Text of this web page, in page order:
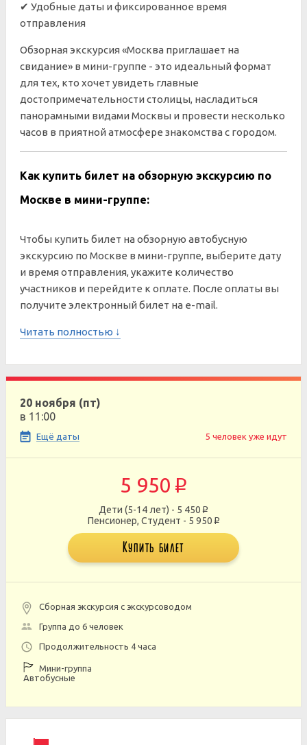
✔ Удобные даты и фиксированное время
отправления
Обзорная экскурсия «Москва приглашает на
свидание» в мини-группе - это идеальный формат
для тех, кто хочет увидеть главные
достопримечательности столицы, насладиться
панорамными видами Москвы и провести несколько
часов в приятной атмосфере знакомства с городом.
Как купить билет на обзорную экскурсию по
Москве в мини-группе:
Чтобы купить билет на обзорную автобусную
экскурсию по Москве в мини-группе, выберите дату
и время отправления, укажите количество
участников и перейдите к оплате. После оплаты вы
получите электронный билет на e-mail.
Читать полностью ↓
20 ноября (пт)
в 11:00
Ещё даты 5 человек уже идут
5 950 p
Дети (5-14 лет) - 5 450 p
Пенсионер, Студент - 5 950 p
Купить билет
Сборная экскурсия с экскурсоводом
Группа до 6 человек
Продолжительность 4 часа
Мини-группа
Автобусные